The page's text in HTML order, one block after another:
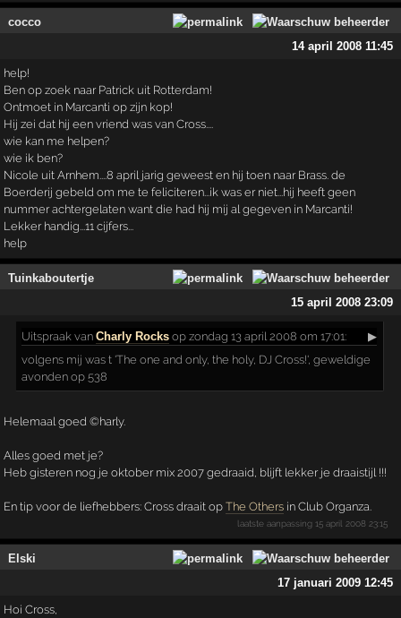
cocco
14 april 2008 11:45
help!
Ben op zoek naar Patrick uit Rotterdam!
Ontmoet in Marcanti op zijn kop!
Hij zei dat hij een vriend was van Cross....
wie kan me helpen?
wie ik ben?
Nicole uit Arnhem....8 april jarig geweest en hij toen naar Brass. de
Boerderij gebeld om me te feliciteren...ik was er niet...hij heeft geen
nummer achtergelaten want die had hij mij al gegeven in Marcanti!
Lekker handig...11 cijfers...
help
Tuinkaboutertje
15 april 2008 23:09
Uitspraak vanCharly Rocks op zondag 13 april 2008 om 17:01:
▶
volgens mij was t 'The one and only, the holy, DJ Cross!', geweldige
avonden op 538
Helemaal goed ©harly.
Alles goed met je?
Heb gisteren nog je oktober mix 2007 gedraaid, blijft lekker je draaistijl !!!
En tip voor de liefhebbers: Cross draait op The Othersin Club Organza.
laatste aanpassing15 april 2008 23:15
Elski
17 januari 2009 12:45
Hoi Cross,